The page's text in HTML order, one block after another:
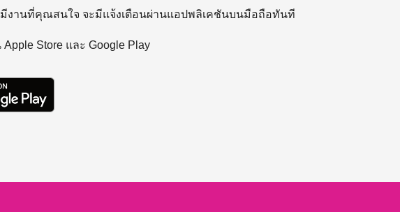
มีงานที่คุณสนใจ จะมีแจ้งเตือนผ่านแอปพลิเคชันบนมือถือทันที
Store และ Google Play